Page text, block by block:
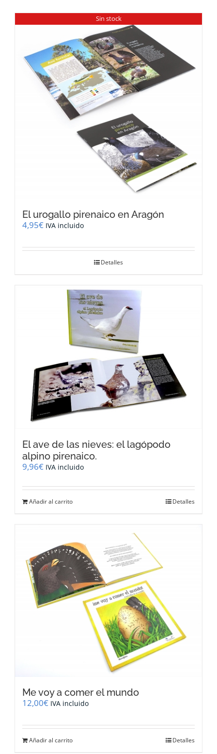
Sin stock
El urogallo pirenaico en Aragón
4,95€ IVA incluido
Detalles
El ave de las nieves: el lagópodo
alpino pirenaico.
9,96€ IVA incluido
Añadir al carrito Detalles
Me voy a comer el mundo
12,00€ IVA incluido
Añadir al carrito Detalles